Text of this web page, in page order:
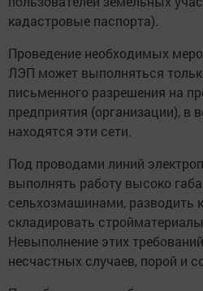
кадастровые паспорта).
Проведение необходимых
ЛЭП может выполняться
письменного разрешения на
предприятия (организации), в
находятся эти сети.
Под проводами линий
выполнять работу высоко
сельхозмашинами, разводить
складировать
Невыполнение этих
несчастных случаев, порой и